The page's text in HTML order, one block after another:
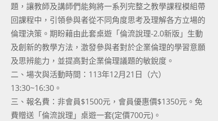
題，讓教師及講師們能夠將一系列完整之教學課程模組帶
回課程中，引領參與者從不同角度思考及理解各方立場的
倫理決策。期盼藉由此套桌遊「倫流說理-2.0新版」生動
及創新的教學方法，激發參與者對於企業倫理的學習意願
及思辨能力，並提高對企業倫理議題的敏銳度。
二、場次與活動時間：113年12月21日（六）
13:30~16:30。
三、報名費：非會員$1500元，會員優惠價$1350元。免
費贈送「倫流說理」桌遊一套(定價700元)。